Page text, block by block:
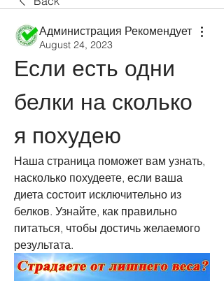
Администрация Рекомендует
August 24, 2023
Если есть одни
белки на сколько
я похудею
Наша страница поможет вам узнать,
насколько похудеете, если ваша
диета состоит исключительно из
белков. Узнайте, как правильно
питаться, чтобы достичь желаемого
результата.